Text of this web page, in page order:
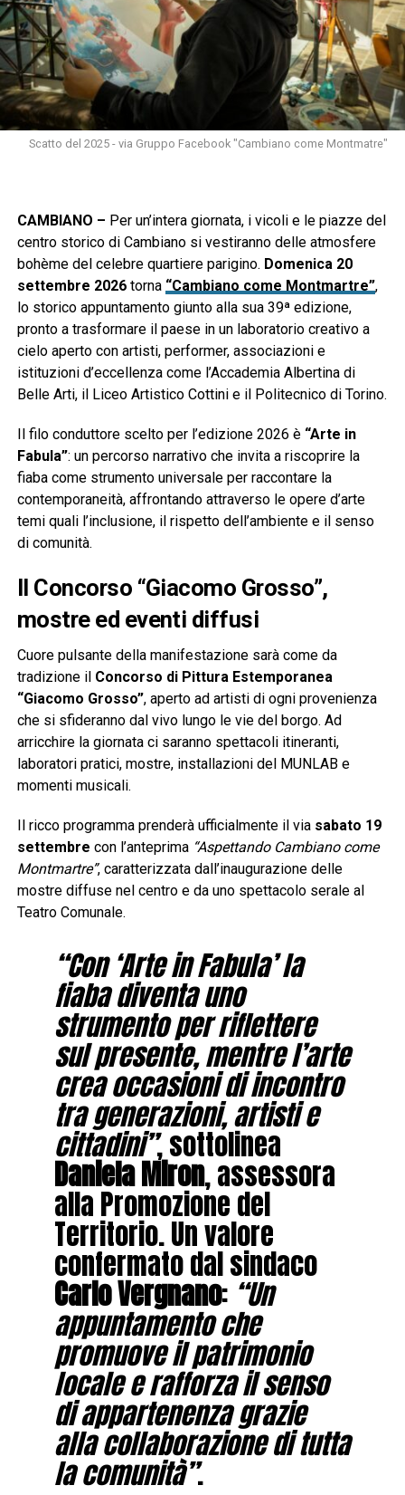
Scatto del 2025 - via Gruppo Facebook "Cambiano come Montmatre"
CAMBIANO – Per un’intera giornata, i vicoli e le piazze del
centro storico di Cambiano si vestiranno delle atmosfere
bohème del celebre quartiere parigino. Domenica 20
settembre 2026torna “Cambiano come Montmartre”,
lo storico appuntamento giunto alla sua 39ª edizione,
pronto a trasformare il paese in un laboratorio creativo a
cielo aperto con artisti, performer, associazioni e
istituzioni d’eccellenza come l’Accademia Albertina di
Belle Arti, il Liceo Artistico Cottini e il Politecnico di Torino.
Il filo conduttore scelto per l’edizione 2026 è “Arte in
Fabula”: un percorso narrativo che invita a riscoprire la
fiaba come strumento universale per raccontare la
contemporaneità, affrontando attraverso le opere d’arte
temi quali l’inclusione, il rispetto dell’ambiente e il senso
di comunità.
Il Concorso “Giacomo Grosso”,
mostre ed eventi diffusi
Cuore pulsante della manifestazione sarà come da
tradizione il Concorso di Pittura Estemporanea
“Giacomo Grosso”, aperto ad artisti di ogni provenienza
che si sfideranno dal vivo lungo le vie del borgo. Ad
arricchire la giornata ci saranno spettacoli itineranti,
laboratori pratici, mostre, installazioni del MUNLAB e
momenti musicali.
Il ricco programma prenderà ufficialmente il via sabato 19
settembre con l’anteprima “Aspettando Cambiano come
Montmartre”, caratterizzata dall’inaugurazione delle
mostre diffuse nel centro e da uno spettacolo serale al
Teatro Comunale.
“Con ‘Arte in Fabula’ la
fiaba diventa uno
strumento per riflettere
sul presente, mentre l’arte
crea occasioni di incontro
tra generazioni, artisti e
cittadini”, sottolinea
Daniela Miron, assessora
alla Promozione del
Territorio. Un valore
confermato dal sindaco
Carlo Vergnano: “Un
appuntamento che
promuove il patrimonio
locale e rafforza il senso
di appartenenza grazie
alla collaborazione di tutta
la comunità”.